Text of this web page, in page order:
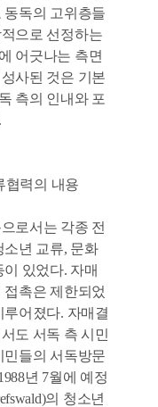
동독의 고위층들
으로 선정하는
어긋나는 측면
사된 것은 기본
측의 인내와 포
협력의 내용
로서는 각종 전
소년 교류, 문화
있었다. 자매
촉은 제한되었
어졌다. 자매결
도 서독 측 시민
민들의 서독방문
년 7월에 예정
의 청소년